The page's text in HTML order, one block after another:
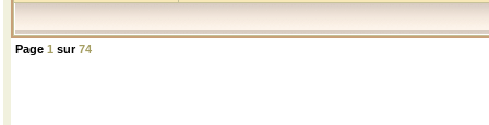
Page 1 sur74